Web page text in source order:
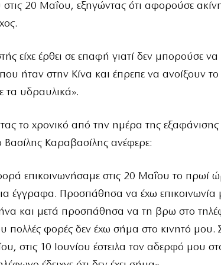
στις 20 Μαΐου, εξηγώντας ότι αφορούσε
είχε έρθει σε επαφή γιατί δεν μπορούσε να
που ήταν στην Κίνα και έπρεπε να ανοίξουν το
τα υδραυλικά».
το χρονικό από την ημέρα της
Βασίλης Καραβασίλης ανέφερε:
επικοινωνήσαμε στις 20 Μαΐου το πρωί
έγγραφα. Προσπάθησα να έχω επικοινωνία
και μετά προσπάθησα να τη βρω στο
πολλές φορές δεν έχω σήμα στο κινητό μου.
στις 10 Ιουνίου έστειλα τον αδερφό μου